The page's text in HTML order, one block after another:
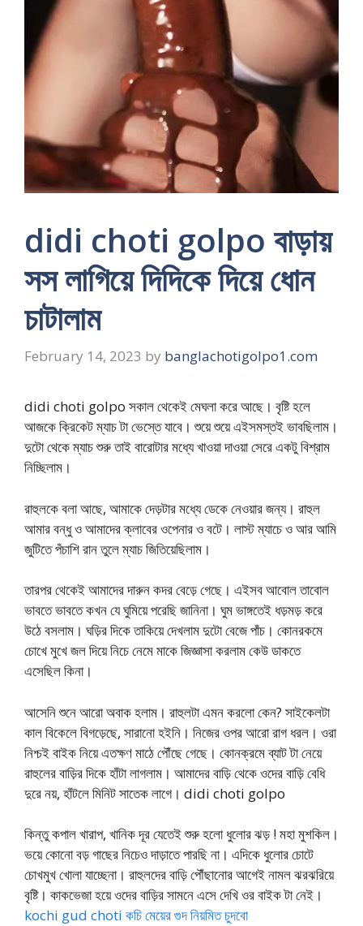
didi choti golpo বাড়ায়
সস লাগিয়ে দিদিকে দিয়ে ধোন
চাটালাম
February 14, 2023 by banglachotigolpo1.com
didi choti golpo সকাল থেকেই মেঘলা করে আছে। বৃষ্টি হলে
আজকে ক্রিকেট ম্যাচ টা ভেস্তে যাবে। শুয়ে শুয়ে এইসমস্তই ভাবছিলাম।
দুটো থেকে ম্যাচ শুরু তাই বারোটার মধ্যে খাওয়া দাওয়া সেরে একটু বিশ্রাম
নিচ্ছিলাম।
রাহুলকে বলা আছে, আমাকে দেড়টার মধ্যে ডেকে নেওয়ার জন্য। রাহুল
আমার বন্ধু ও আমাদের ক্লাবের ওপেনার ও বটে। লাস্ট ম্যাচে ও আর আমি
জুটিতে পঁচাশি রান তুলে ম্যাচ জিতিয়েছিলাম।
তারপর থেকেই আমাদের দারুন কদর বেড়ে গেছে। এইসব আবোল তাবোল
ভাবতে ভাবতে কখন যে ঘুমিয়ে পরেছি জানিনা। ঘুম ভাঙ্গতেই ধড়মড় করে
উঠে বসলাম। ঘড়ির দিকে তাকিয়ে দেখলাম দুটো বেজে পাঁচ। কোনরকমে
চোখে মুখে জল দিয়ে নিচে নেমে মাকে জিজ্ঞাসা করলাম কেউ ডাকতে
এসেছিল কিনা।
আসেনি শুনে আরো অবাক হলাম। রাহুলটা এমন করলো কেন? সাইকেলটা
কাল বিকেলে বিগড়েছে, সারানো হইনি। নিজের ওপর আরো রাগ ধরল। ওরা
নিশ্চই বাইক নিয়ে এতক্ষণ মাঠে পৌঁছে গেছে। কোনক্রমে ব্যাট টা নেয়ে
রাহুলের বাড়ির দিকে হাঁটা লাগলাম। আমাদের বাড়ি থেকে ওদের বাড়ি বেধি
দুরে নয়, হাঁটলে মিনিট সাতেক লাগে। didi choti golpo
কিন্তু কপাল খারাপ, খানিক দূর যেতেই শুরু হলো ধুলোর ঝড় ! মহা মুশকিল।
ভয়ে কোনো বড় গাছের নিচেও দাড়াতে পারছি না। এদিকে ধুলোর চোটে
চোখমুখ খোলা যাচ্ছেনা। রাহুলদের বাড়ি পৌঁছানোর আগেই নামল ঝরঝরিয়ে
বৃষ্টি। কাকভেজা হয়ে ওদের বাড়ির সামনে এসে দেখি ওর বাইক টা নেই।
kochi gud choti কচি মেয়ের গুদ নিয়মিত চুদবো